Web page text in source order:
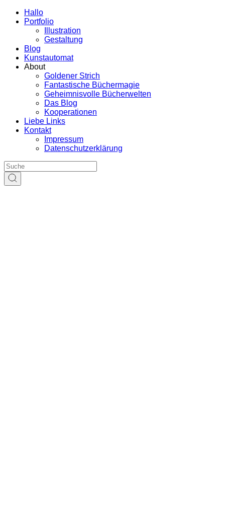
Hallo
Portfolio
Illustration
Gestaltung
Blog
Kunstautomat
About
Goldener Strich
Fantastische Büchermagie
Geheimnisvolle Bücherwelten
Das Blog
Kooperationen
Liebe Links
Kontakt
Impressum
Datenschutzerklärung